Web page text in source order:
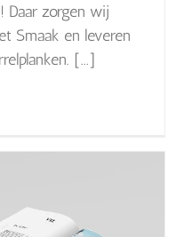
Daar zorgen wij
Smaak en leveren
[...]